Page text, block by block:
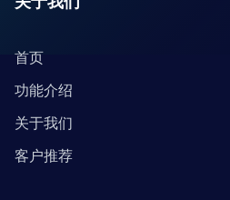
首页
功能介绍
关于我们
客户推荐